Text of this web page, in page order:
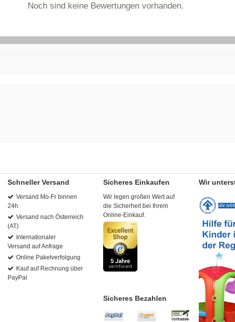
Noch sind keine Bewertungen vorhanden.
Schneller Versand
Versand Mo-Fr binnen
24h
Versand nach Österreich
(AT)
Internationaler
Versand auf Anfrage
Online Paketverfolgung
Kauf auf Rechnung über
PayPal
Sicheres Einkaufen
Wir legen großen Wert auf
die Sicherheit bei Ihrem
Online-Einkauf.
Sicheres Bezahlen
Wir